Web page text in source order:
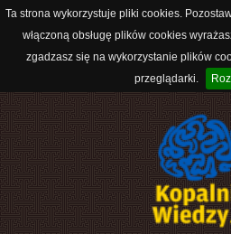
Ta strona wykorzystuje pliki cookies.
włączoną obsługę plików cookies
zgadzasz się na wykorzystanie plików
przeglądarki.